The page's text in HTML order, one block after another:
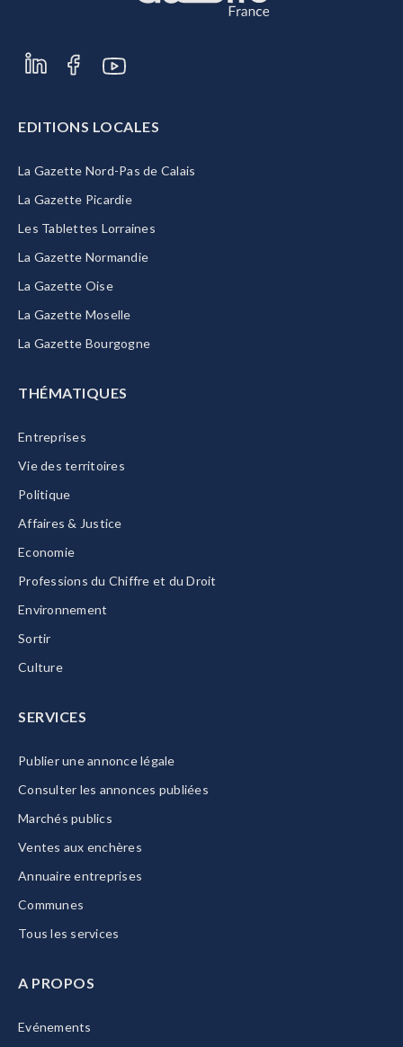
EDITIONS LOCALES
La Gazette Nord-Pas de Calais
La Gazette Picardie
Les Tablettes Lorraines
La Gazette Normandie
La Gazette Oise
La Gazette Moselle
La Gazette Bourgogne
THÉMATIQUES
Entreprises
Vie des territoires
Politique
Affaires & Justice
Economie
Professions du Chiffre et du Droit
Environnement
Sortir
Culture
SERVICES
Publier une annonce légale
Consulter les annonces publiées
Marchés publics
Ventes aux enchères
Annuaire entreprises
Communes
Tous les services
A PROPOS
Evénements